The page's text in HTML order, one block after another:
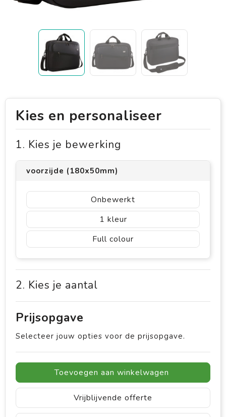
Kies en personaliseer
1. Kies je bewerking
voorzijde (180x50mm)
Onbewerkt
1
Full colour
2. Kies je aantal
Prijsopgave
Selecteer jouw opties voor de prijsopgave.
Toevoegen aan winkelwagen
Vrijblijvende offerte